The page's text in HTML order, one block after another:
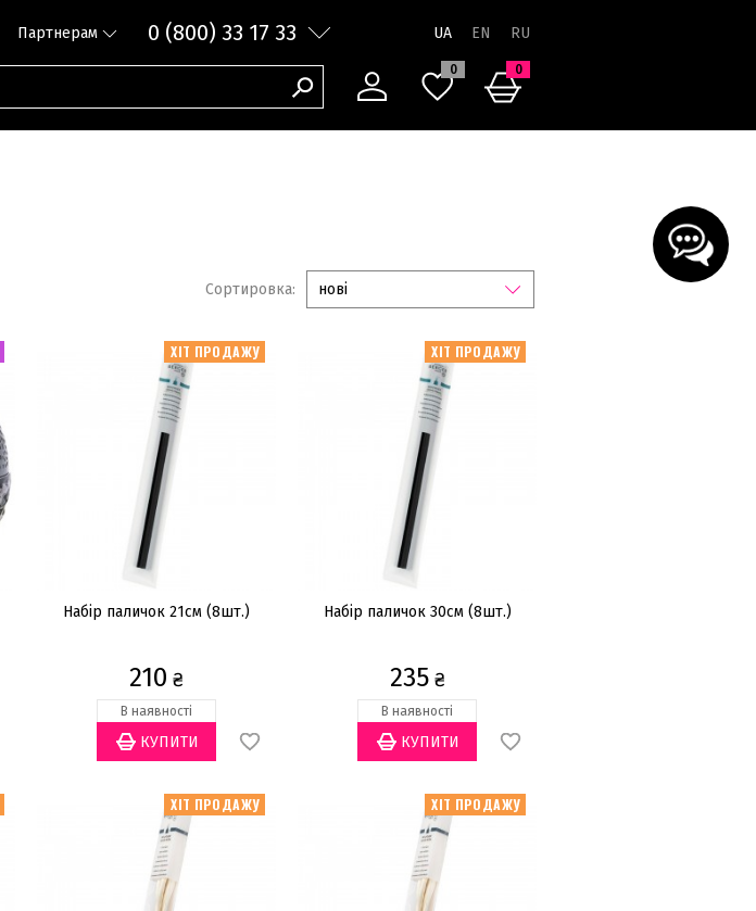
Партнерам 0 (800) 33 17 33 UA
0 0
Сортировка: нові
ХІТ ПРОДАЖУ
Набір паличок 21см (8шт.)
210 ₴
В наявності
ХІТ ПРОДАЖУ
Набір паличок 30см (8шт.)
235₴
В наявності
ХІТ ПРОДАЖУ ХІТ ПРОДАЖУ